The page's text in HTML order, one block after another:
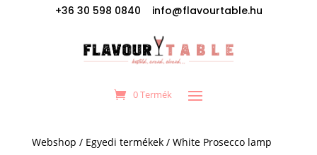
+36 30 598 0840 info@flavourtable.hu
0 Termék
Webshop / Egyedi termékek/ White Prosecco lamp